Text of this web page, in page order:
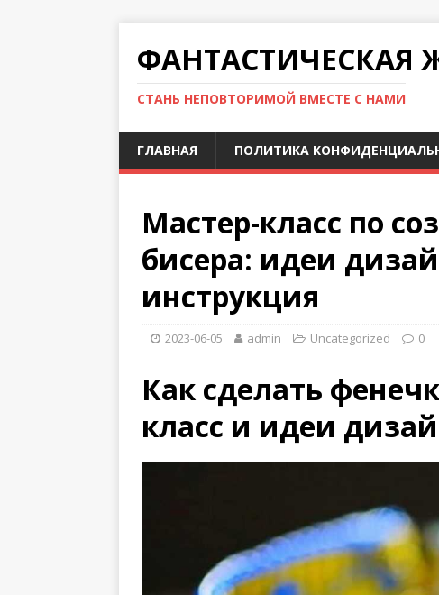
СТАНЬ НЕПОВТОРИМОЙ ВМЕСТЕ С НАМИ
ГЛАВНАЯ ПОЛИТИКА
Мастер-класс по
бисера: идеи
инструкция
2023-06-05 admin Uncategorized 0
Как сделать
класс и идеи